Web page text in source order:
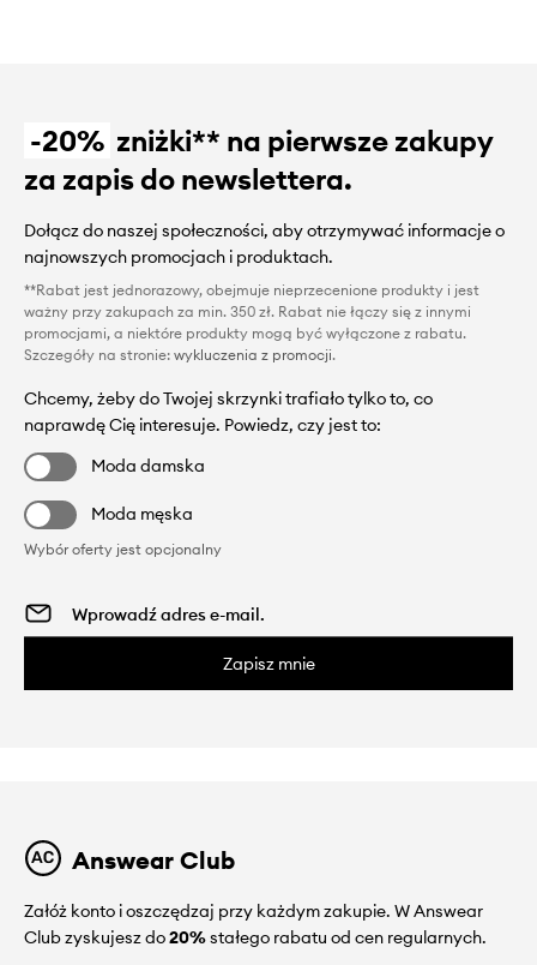
-20% zniżki** na pierwsze zakupy
za zapis do newslettera.
Dołącz do naszej społeczności, aby otrzymywać informacje o
najnowszych promocjach i produktach.
**Rabat jest jednorazowy, obejmuje nieprzecenione produkty i jest
ważny przy zakupach za min. 350 zł. Rabat nie łączy się z innymi
promocjami, a niektóre produkty mogą być wyłączone z rabatu.
Szczegóły na stronie: wykluczenia z promocji.
Chcemy, żeby do Twojej skrzynki trafiało tylko to, co
naprawdę Cię interesuje. Powiedz, czy jest to:
Moda damska
Moda męska
Wybór oferty jest opcjonalny
Zapisz mnie
Answear Club
Załóż konto i oszczędzaj przy każdym zakupie. W Answear
Club zyskujesz do20%stałego rabatu od cen regularnych.